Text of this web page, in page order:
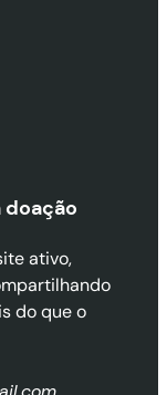
o
ativo,
do que o